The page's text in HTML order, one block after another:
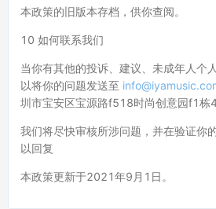
本政策的旧版本存档，供你查阅。
10 如何联系我们
当你有其他的投诉、建议、未成年人个
以将你的问题发送至
圳市宝安区宝源路f518时尚创意园f1栋
我们将尽快审核所涉问题，并在验证你
以回复
本政策更新于2021年9月1日。